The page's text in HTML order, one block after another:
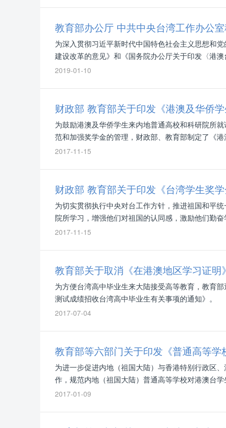
为深入贯彻习近平新时代中国特色社会主义思想和
建设改革的意见》和《国务院办公厅关于印发〈港
地（大陆）学习、工作和生活提供与内地（大陆）
2019-01-10
财政部 教育部关于印发《港澳及华侨
为鼓励港澳及华侨学生来内地普通高校和科研院所
范和加强奖学金的管理，财政部、教育部制定了《
意见或建议，请及时向我们反映，以进一步完善此项
2017-11-15
财政部 教育部关于印发《台湾学生奖
为切实贯彻执行中央对台工作方针，推进祖国和平
院所学习，增强他们对祖国的认同感，激励他们勤
制定了《台湾学生奖学金管理办法》，现印发给你
2017-11-15
教育部关于取消《在港澳地区学习证
为方便台湾高中毕业生来大陆接受高等教育，教育
测试成绩招收台湾高中毕业生有关事项的通知》。
2017-07-04
为进一步促进内地（祖国大陆）与香港特别行政区
作，规范内地（祖国大陆）普通高等学校对港澳台
合法权益，根据国家相关法律法规，在1999年发布
2017-01-09